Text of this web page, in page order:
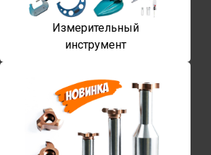
Измерительный
инструмент